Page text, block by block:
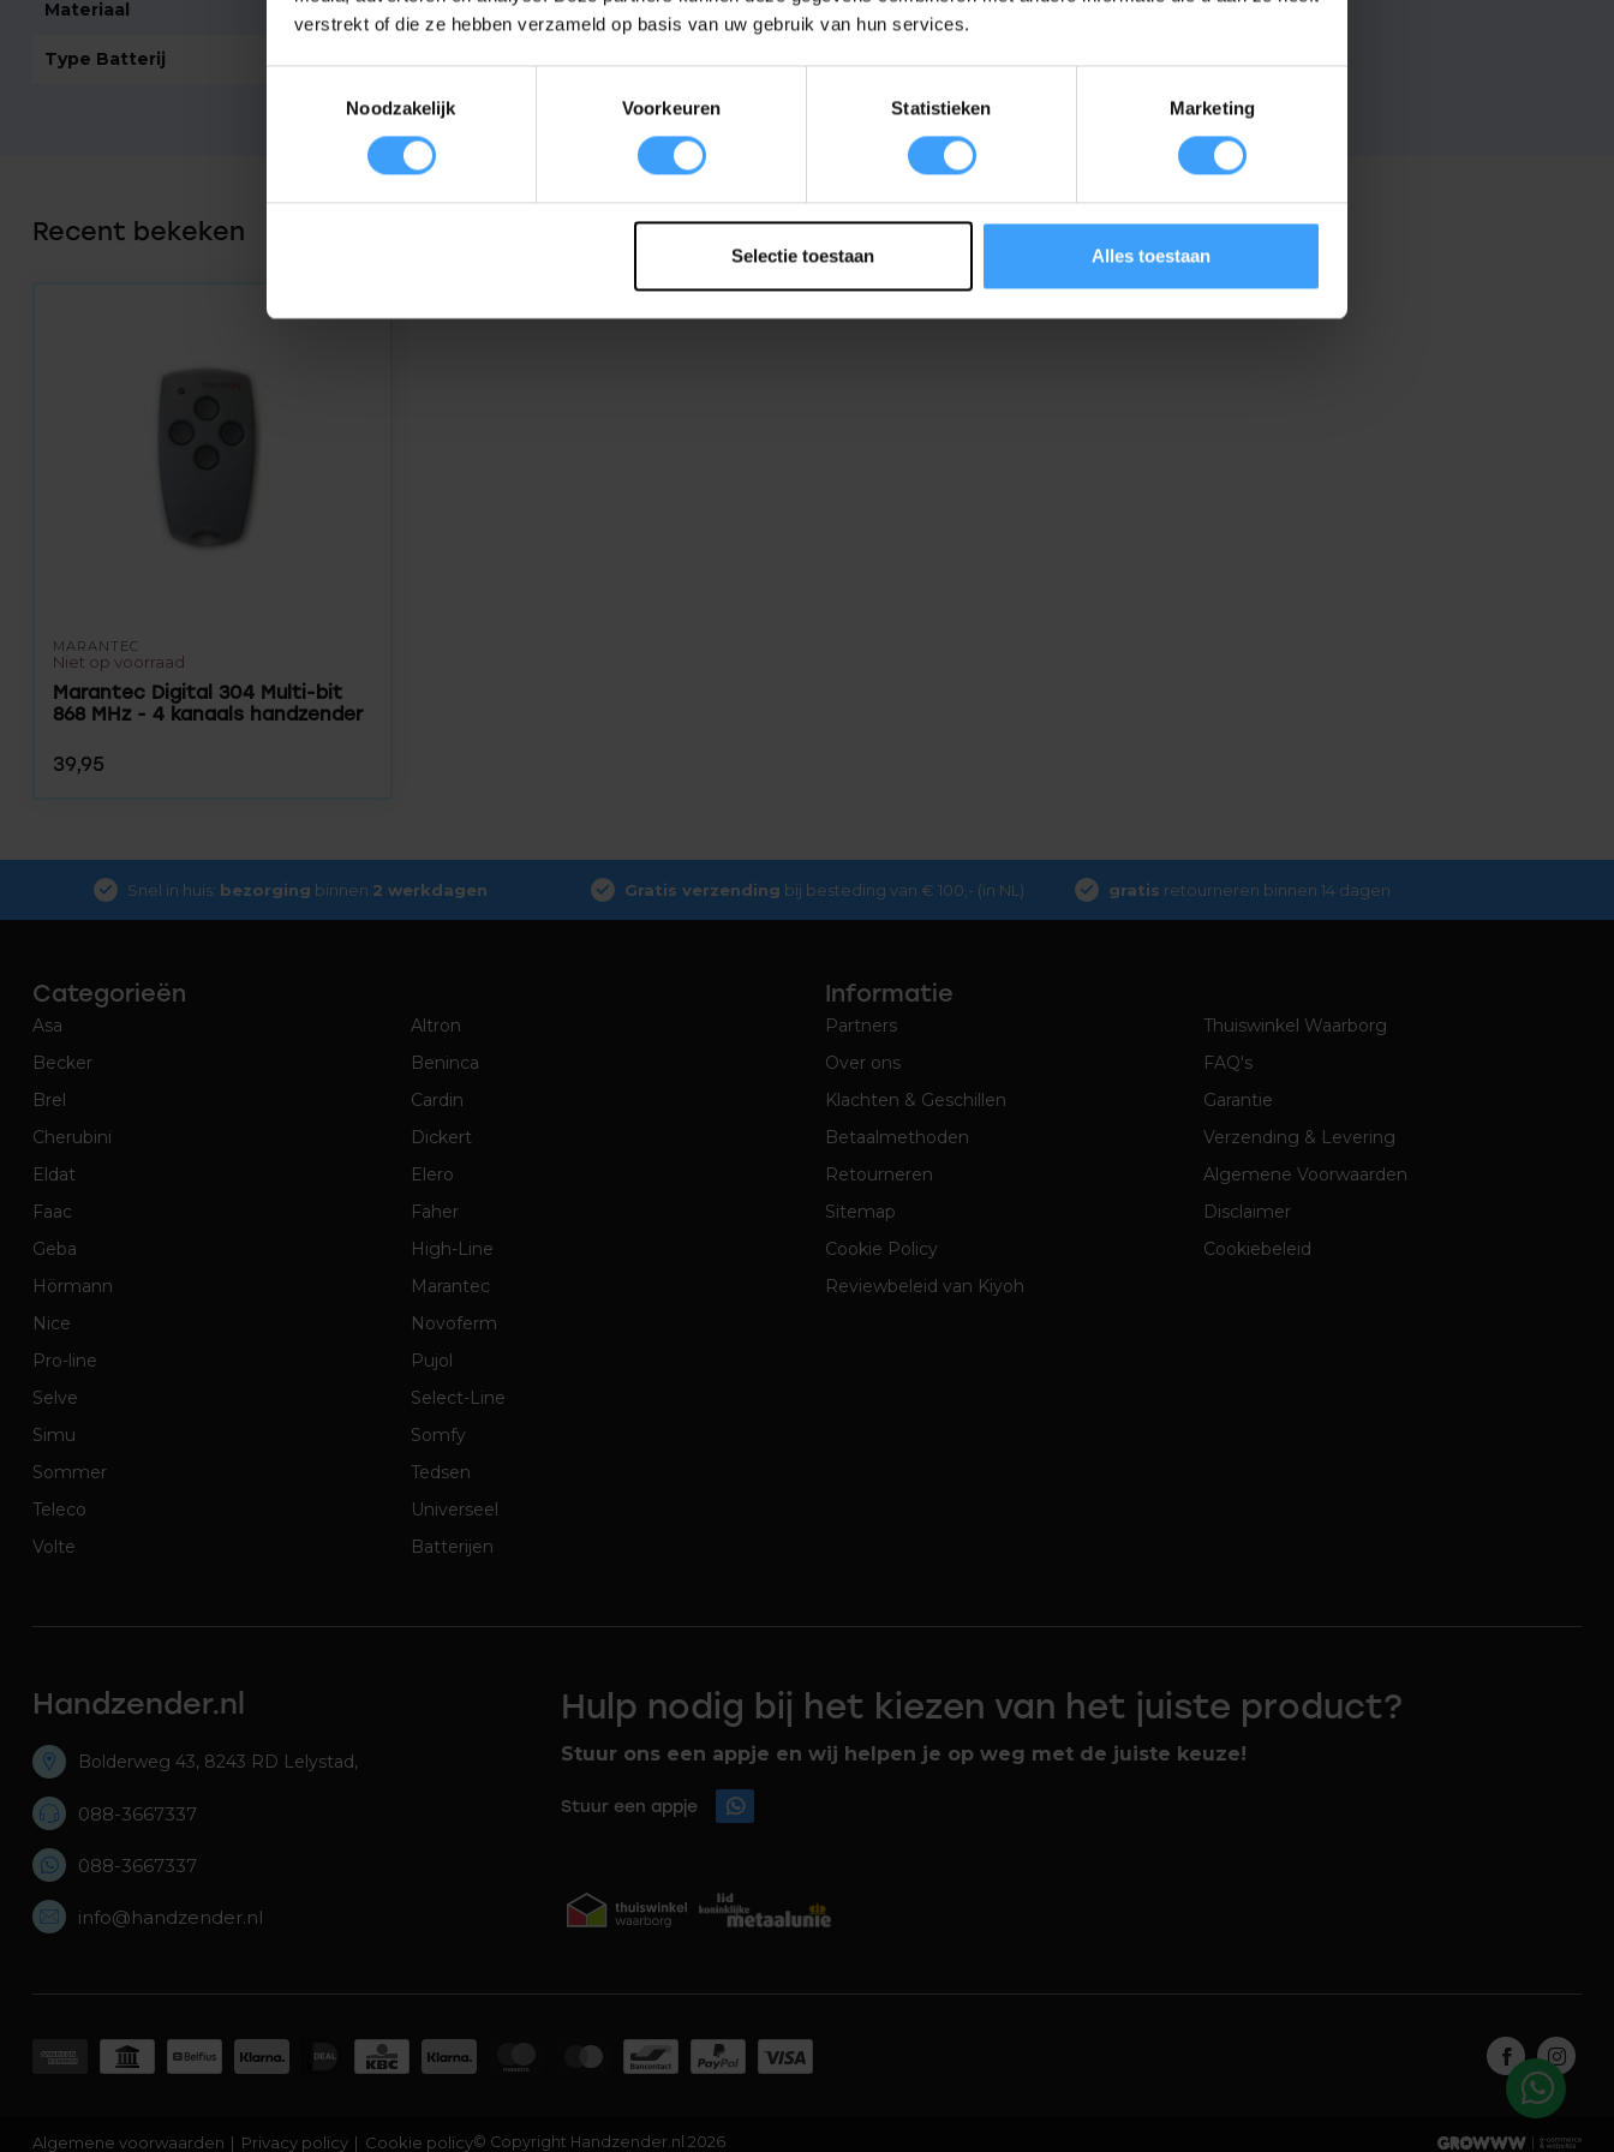
verstrekt of die ze hebben verzameld op basis van uw gebruik van hun services.
Noodzakelijk
Voorkeuren Statistieken Marketing
Selectie toestaan Alles toestaan
Materiaal Kunststof Kleur Grijs
Type Batterij
Recent bekeken
MARANTEC
Niet op voorraad
Marantec Digital 304 Multi-bit
868 MHz - 4 kanaals handzender
39,95
Snel in huis: bezorging binnen 2 werkdagen Gratis verzending bij besteding van € 100,- (in NL) gratis retourneren binnen 14 dagen
Categorieën
Asa
Altron
Becker
Beninca
Brel
Cardin
Cherubini
Dickert
Eldat
Elero
Faac
Faher
Geba
High-Line
Hörmann
Marantec
Nice
Novoferm
Pro-line
Pujol
Selve
Select-Line
Simu
Somfy
Sommer
Tedsen
Teleco
Universeel
Volte
Batterijen
Informatie
Partners
Thuiswinkel Waarborg
Over ons
FAQ's
Klachten & Geschillen
Garantie
Betaalmethoden
Verzending & Levering
Retourneren
Algemene Voorwaarden
Sitemap
Disclaimer
Cookie Policy
Cookiebeleid
Reviewbeleid van Kiyoh
Handzender.nl
Bolderweg 43, 8243 RD Lelystad,
088-3667337
088-3667337
info@handzender.nl
Hulp nodig bij het kiezen van het juiste product?
Stuur ons een appje en wij helpen je op weg met de juiste keuze!
Stuur een appje
Algemene voorwaarden Privacy policy Cookie policy© Copyright Handzender.nl 2026